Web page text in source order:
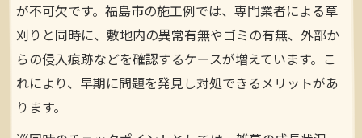
福島市草刈りが原状回復ニーズに応える方
法
が不可欠です。福島市の施工例では、専門業者による草
刈りと同時に、敷地内の異常有無やゴミの有無、外部か
らの侵入痕跡などを確認するケースが増えています。こ
れにより、早期に問題を発見し対処できるメリットがあ
ります。